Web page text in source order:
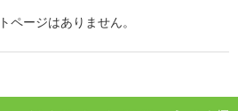
ページはありません。